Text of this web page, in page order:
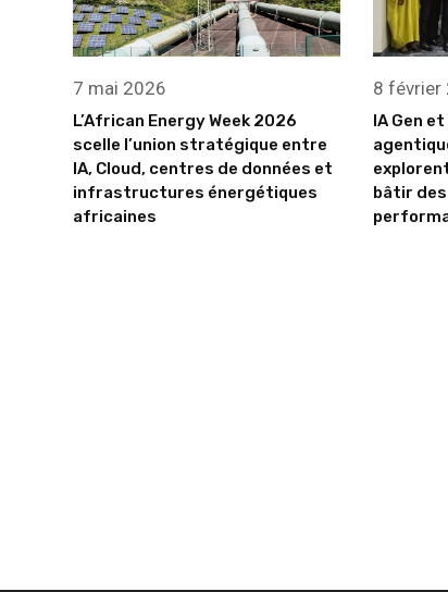
7 mai 2026
L’African Energy Week 2026
scelle l’union stratégique entre
IA, Cloud, centres de données et
infrastructures énergétiques
africaines
8 février
IA Gen
bâtir